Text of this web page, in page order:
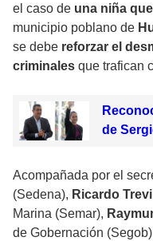
el caso de una niña
municipio poblano de
se debe reforzar el
criminales que trafican
de
Acompañada por el
(Sedena), Ricardo
Marina (Semar),
de Gobernación